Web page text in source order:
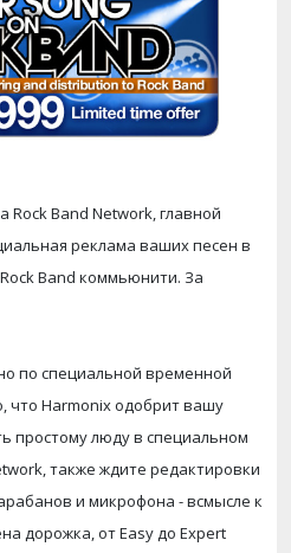
Rock Band Network, главной
реклама ваших песен в
Band коммьюнити. За
по специальной временной
что Harmonix одобрит вашу
простому люду в специальном
также ждите редактировки
и микрофона - всмысле к
дорожка, от Easy до Expert